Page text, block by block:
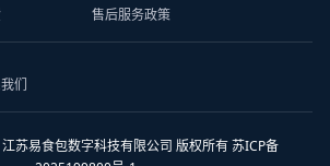
售后服务政策
们
苏易食包数字科技有限公司 版权所有 苏ICP备